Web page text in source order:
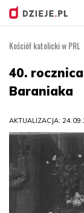
Kościół katolicki w PRL
40.
Baraniaka
AKTUALIZACJA: